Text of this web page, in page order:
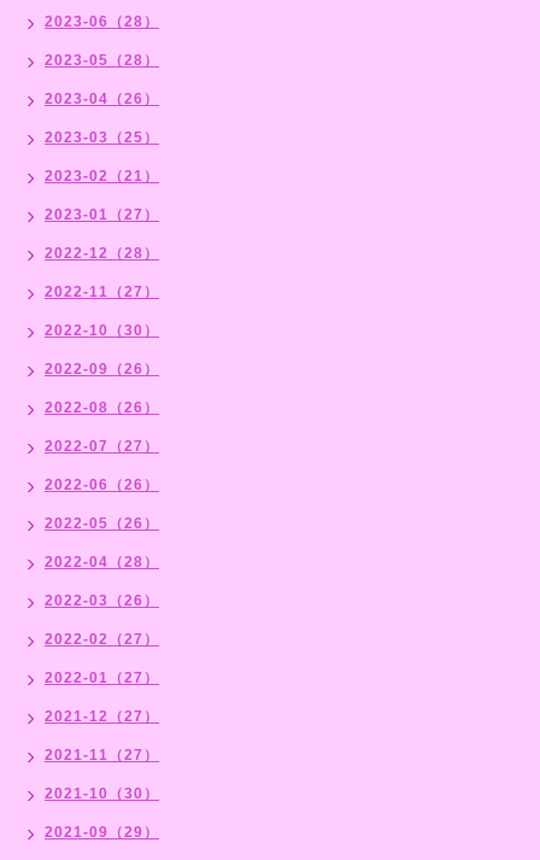
2023-06（28）
2023-05（28）
2023-04（26）
2023-03（25）
2023-02（21）
2023-01（27）
2022-12（28）
2022-11（27）
2022-10（30）
2022-09（26）
2022-08（26）
2022-07（27）
2022-06（26）
2022-05（26）
2022-04（28）
2022-03（26）
2022-02（27）
2022-01（27）
2021-12（27）
2021-11（27）
2021-10（30）
2021-09（29）